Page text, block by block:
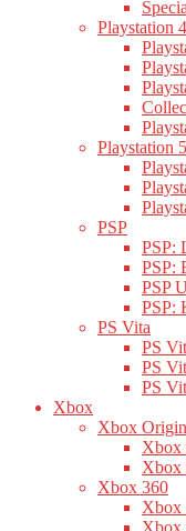
Playstation 4
Playstation 5
PSP
PSP:
PSP:
PSP
PSP:
PS Vita
PS
PS
PS
Xbox
Xbox
Xbox
Xbox
Xbox 360
Xbox